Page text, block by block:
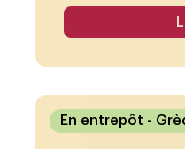
En entrepôt -